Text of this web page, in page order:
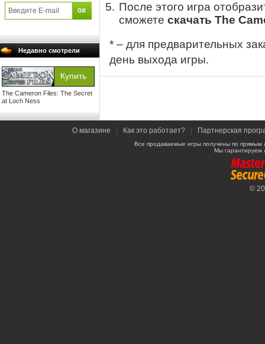
Недавно смотрели
The Cameron Files: The Secret
at Loch Ness
После этого игра
сможете скачать The
* – для предварительных
день выхода игры.
О магазине Как это работает? Партнерская
Все продаваемые игры получены по
Мы гарантируем
©